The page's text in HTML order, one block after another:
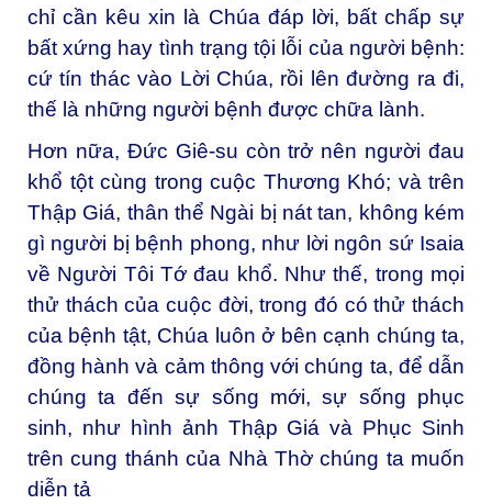
chỉ cần kêu xin là Chúa đáp lời, bất chấp sự
bất xứng hay tình trạng tội lỗi của người bệnh:
cứ tín thác vào Lời Chúa, rồi lên đường ra đi,
thế là những người bệnh được chữa lành.
Hơn nữa, Đức Giê-su còn trở nên người đau
khổ tột cùng trong cuộc Thương Khó; và trên
Thập Giá, thân thể Ngài bị nát tan, không kém
gì người bị bệnh phong, như lời ngôn sứ Isaia
về Người Tôi Tớ đau khổ. Như thế, trong mọi
thử thách của cuộc đời, trong đó có thử thách
của bệnh tật, Chúa luôn ở bên cạnh chúng ta,
đồng hành và cảm thông với chúng ta, để dẫn
chúng ta đến sự sống mới, sự sống phục
sinh, như hình ảnh Thập Giá và Phục Sinh
trên cung thánh của Nhà Thờ chúng ta muốn
diễn tả